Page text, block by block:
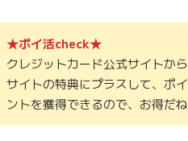
★ポイ活check★
クレジットカード公式サイトか
サイトの特典にプラスして、ポ
ントを獲得できるので、お得だ